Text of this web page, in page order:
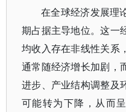
在全球经济发展理
期占据主导地位。这一
均收入存在非线性关系
通常随经济增长加剧，
进步、产业结构调整及
可能转为下降，从而